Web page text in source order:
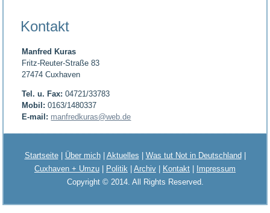
Kontakt
Manfred Kuras
Fritz-Reuter-Straße 83
27474 Cuxhaven
Tel. u. Fax: 04721/33783
Mobil: 0163/1480337
E-mail: manfredkuras@web.de
Startseite| Über mich| Aktuelles Was tut Not in Deutschland
Cuxhaven + Umzu
Politik Archiv Kontakt
Impressum
Copyright © 2014. All Rights Reserved.